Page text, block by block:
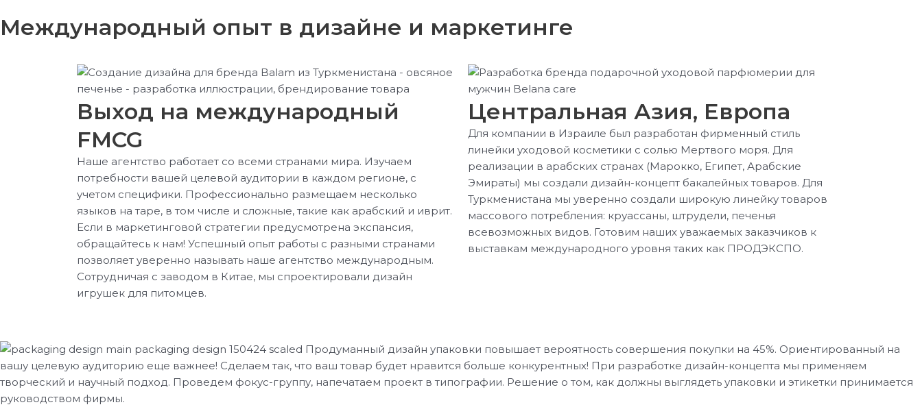
Международный опыт в дизайне и маркетинге
Выход на международный
FMCG
Наше агентство работает со всеми странами мира. Изучаем
потребности вашей целевой аудитории в каждом регионе, с
учетом специфики. Профессионально размещаем несколько
языков на таре, в том числе и сложные, такие как арабский и иврит.
Если в маркетинговой стратегии предусмотрена экспансия,
обращайтесь к нам! Успешный опыт работы с разными странами
позволяет уверенно называть наше агентство международным.
Сотрудничая с заводом в Китае, мы спроектировали дизайн
игрушек для питомцев.
Центральная Азия, Европа
Для компании в Израиле был разработан фирменный стиль
линейки уходовой косметики с солью Мертвого моря. Для
реализации в арабских странах (Марокко, Египет, Арабские
Эмираты) мы создали дизайн-концепт бакалейных товаров. Для
Туркменистана мы уверенно создали широкую линейку товаров
массового потребления: круассаны, штрудели, печенья
всевозможных видов. Готовим наших уважаемых заказчиков к
выставкам международного уровня таких как ПРОДЭКСПО.